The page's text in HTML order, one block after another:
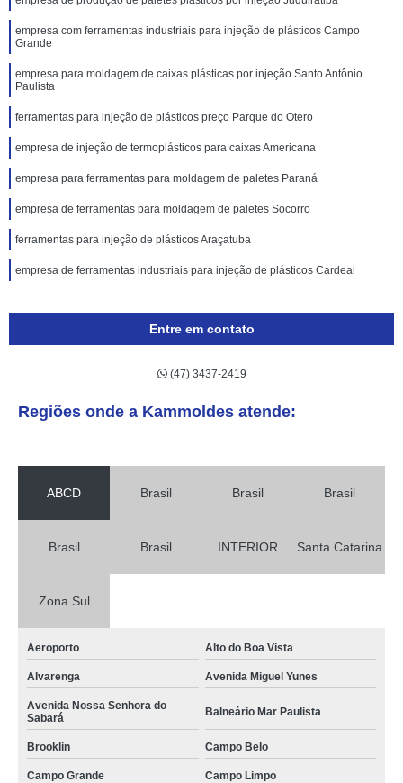
empresa com ferramentas industriais para injeção de plásticos Campo
Grande
empresa para moldagem de caixas plásticas por injeção Santo Antônio
Paulista
ferramentas para injeção de plásticos preço Parque do Otero
empresa de injeção de termoplásticos para caixas Americana
empresa para ferramentas para moldagem de paletes Paraná
empresa de ferramentas para moldagem de paletes Socorro
ferramentas para injeção de plásticos Araçatuba
empresa de ferramentas industriais para injeção de plásticos Cardeal
Entre em contato
(47) 3437-2419
Regiões onde a Kammoldes atende:
ABCD Brasil Brasil Brasil
Brasil Brasil INTERIOR Santa Catarina
Zona Sul
Aeroporto Alto do Boa Vista
Alvarenga Avenida Miguel Yunes
Avenida Nossa Senhora do
Sabará
Balneário Mar Paulista
Brooklin Campo Belo
Campo Grande Campo Limpo